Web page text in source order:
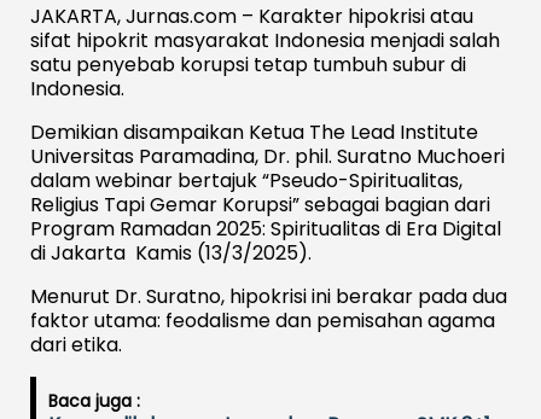
JAKARTA, Jurnas.com – Karakter hipokrisi atau
sifat hipokrit masyarakat Indonesia menjadi salah
satu penyebab korupsi tetap tumbuh subur di
Indonesia.
Demikian disampaikan Ketua The Lead Institute
Universitas Paramadina, Dr. phil. Suratno Muchoeri
dalam webinar bertajuk “Pseudo-Spiritualitas,
Religius Tapi Gemar Korupsi” sebagai bagian dari
Program Ramadan 2025: Spiritualitas di Era Digital
di Jakarta Kamis (13/3/2025).
Menurut Dr. Suratno, hipokrisi ini berakar pada dua
faktor utama: feodalisme dan pemisahan agama
dari etika.
Baca juga :